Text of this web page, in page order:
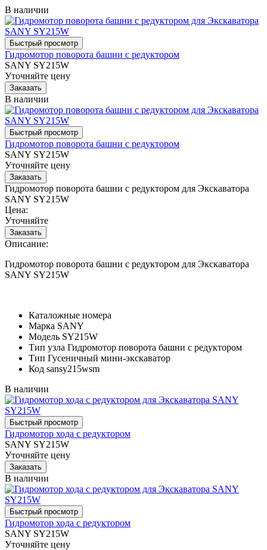
В наличии
Гидромотор поворота башни с редуктором
SANY SY215W
Уточняйте цену
В наличии
Гидромотор поворота башни с редуктором
SANY SY215W
Уточняйте цену
Гидромотор поворота башни с редуктором для Экскаватора
SANY SY215W
Цена:
Уточняйте
Описание:
Гидромотор поворота башни с редуктором для Экскаватора
SANY SY215W
Каталожные номера
Марка SANY
Модель SY215W
Тип узла Гидромотор поворота башни с редуктором
Тип Гусеничный мини-экскаватор
Код sansy215wsm
В наличии
Гидромотор хода с редуктором
SANY SY215W
Уточняйте цену
В наличии
Гидромотор хода с редуктором
SANY SY215W
Уточняйте цену